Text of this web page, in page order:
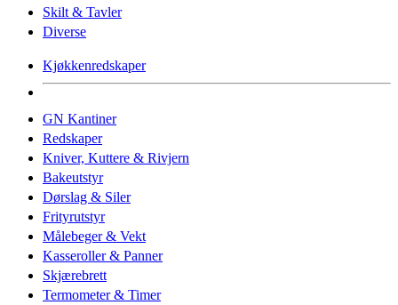
Skilt & Tavler
Diverse
Kjøkkenredskaper
GN Kantiner
Redskaper
Kniver, Kuttere & Rivjern
Bakeutstyr
Dørslag & Siler
Frityrutstyr
Målebeger & Vekt
Kasseroller & Panner
Skjærebrett
Termometer & Timer